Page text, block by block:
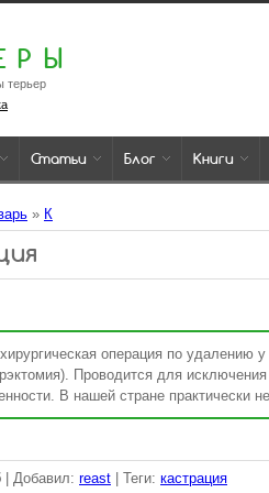
терьер
Статьи Блог Книги
» К
операция по удалению
Проводится для
В нашей стране практически
Добавил: reast Теги: кастрация